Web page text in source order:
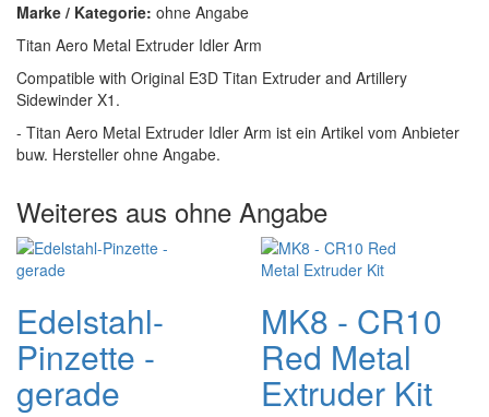
Marke / Kategorie: ohne Angabe
Titan Aero Metal Extruder Idler Arm
Compatible with Original E3D Titan Extruder and Artillery
Sidewinder X1.
- Titan Aero Metal Extruder Idler Arm ist ein Artikel vom Anbieter
buw. Hersteller ohne Angabe.
Weiteres aus ohne Angabe
Edelstahl-
Pinzette -
gerade
MK8 - CR10
Red Metal
Extruder Kit